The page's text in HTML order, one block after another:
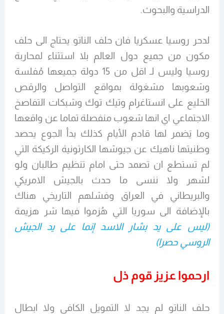
الدراسية والبحوث.
لدحر روسيا عسكريا فان حلف الناتو يحتاج الى حلف
مكون من جميع دول العالم بلا استثناء لمحاربة
روسيا وليس لـ اقل من 15 دولة جميعها مُفلسة
وشعوبها مشغولة بمواقع التواصل والرقص
الخليع على انستاغرام وتيك توك وشبكات التفاصخ
الاجتماعي اي انها شعوب منفصلة تماما عن واقعها
وما يَضمر لها قادم الأيام كذلك بدأ الجوع يحصد
وطنيتها ناهيك عن جيوشها الكارتونية الركيكة التي
لم تستطع ان تصمد حتى امام تنظيم طالبان ولو
لشهر ولا ننسى ما حدث بالجيش الامريكي
والبريطاني في العراق وفشلهم التاريخي هناك
بالإضافة الى سوريا التي هُزموا فيها شر هزيمة
(ليس على يد بشار الاسد إنما على يد الجيش
الروسي حصرا)
ارحموا عزيز قوم ذل
حلف الناتو لم يجد لا التمويل الكافي ولا ابطال